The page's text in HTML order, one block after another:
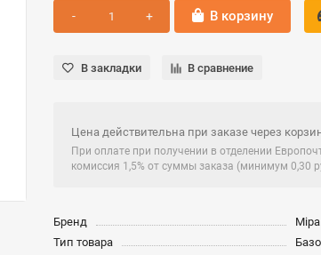
В корзину
В закладки В сравнение
Цена действительна при заказе через
При оплате при получении в отделении
комиссия 1,5% от суммы заказа (минимум 0,30
Бренд
Mipa
Тип товара